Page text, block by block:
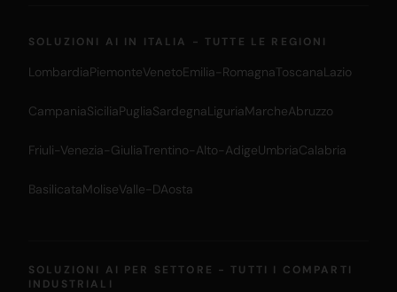
SOLUZIONI AI IN ITALIA - TUTTE LE REGIONI
LombardiaPiemonteVenetoEmilia-RomagnaToscanaLazio
CampaniaSiciliaPugliaSardegnaLiguriaMarcheAbruzzo
Friuli-Venezia-GiuliaTrentino-Alto-AdigeUmbriaCalabria
BasilicataMoliseValle-DAosta
SOLUZIONI AI PER SETTORE - TUTTI I COMPARTI
INDUSTRIALI